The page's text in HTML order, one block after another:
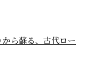
ら蘇る、古代ロー